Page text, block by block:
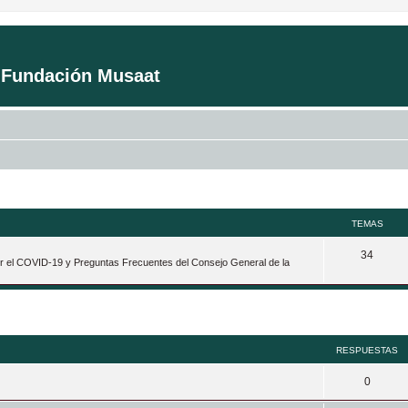
Musaat
TEMAS
COVID-19 y Preguntas Frecuentes del Consejo General de la
34T
s
RESPUESTAS
0R
e